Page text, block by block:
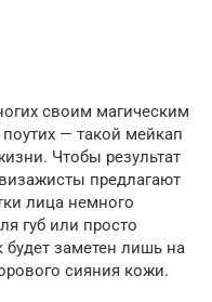
своим магическим
— такой мейкап
Чтобы результат
предлагают
лица немного
губ или просто
заметен лишь на
сияния кожи.